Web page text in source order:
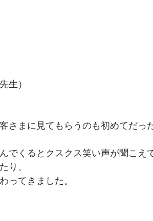
生）
さまに見てもらうのも初めてだっ
でくるとクスクス笑い声が聞こえ
り、
ってきました。